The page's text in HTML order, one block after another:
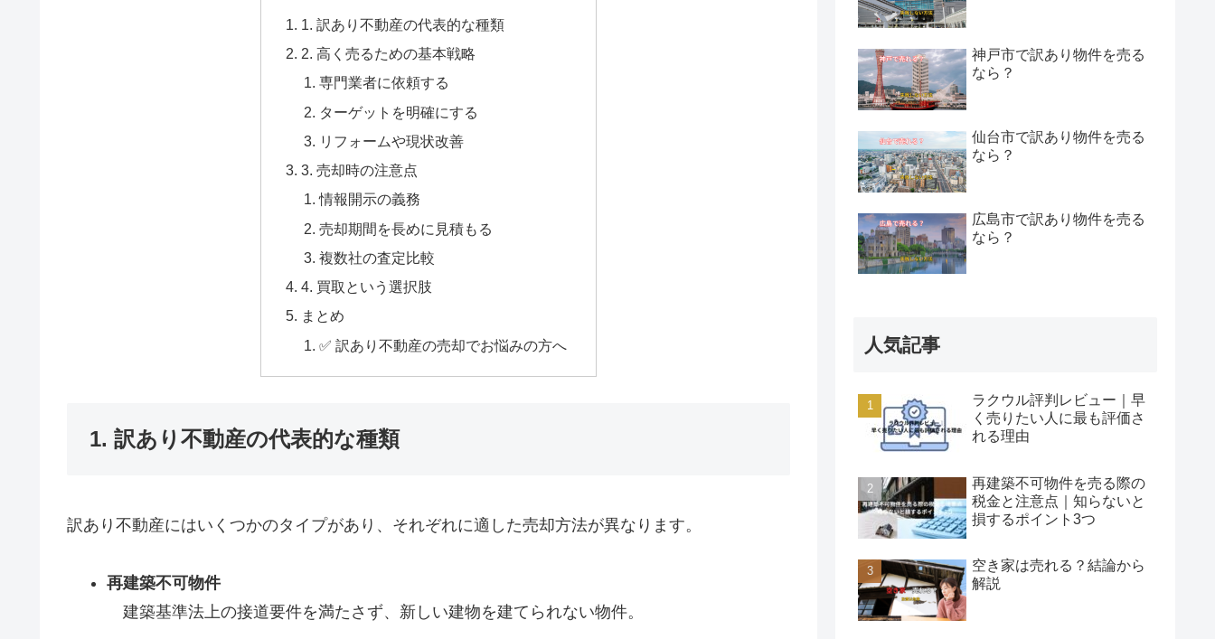
1. 訳あり不動産の代表的な種類
2. 高く売るための基本戦略
専門業者に依頼する
ターゲットを明確にする
リフォームや現状改善
3. 売却時の注意点
情報開示の義務
売却期間を長めに見積もる
複数社の査定比較
4. 買取という選択肢
まとめ
✅ 訳あり不動産の売却でお悩みの方へ
1. 訳あり不動産の代表的な種類
訳あり不動産にはいくつかのタイプがあり、それぞれに適した売却方法が異なります。
再建築不可物件
建築基準法上の接道要件を満たさず、新しい建物を建てられない物件。
神戸市で訳あり物件を売る
なら？
仙台市で訳あり物件を売る
なら？
広島市で訳あり物件を売る
なら？
人気記事
ラクウル評判レビュー｜早
く売りたい人に最も評価さ
れる理由
再建築不可物件を売る際の
税金と注意点｜知らないと
損するポイント3つ
空き家は売れる？結論から
解説